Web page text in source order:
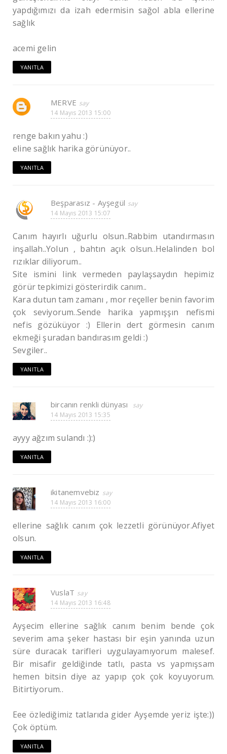
yapdığımızı da izah edermisin sağol abla ellerine
sağlık
acemi gelin
YANITLA
MERVE
14 Mayıs 2013 15:00
renge bakın yahu :)
eline sağlık harika görünüyor..
YANITLA
Beşparasız - Ayşegül
14 Mayıs 2013 15:07
Canım hayırlı uğurlu olsun..Rabbim utandırmasın
inşallah..Yolun , bahtın açık olsun..Helalinden bol
rızıklar diliyorum..
Site ismini link vermeden paylaşsaydın hepimiz
görür tepkimizi gösterirdik canım..
Kara dutun tam zamanı , mor reçeller benin favorim
çok seviyorum..Sende harika yapmışşın nefismi
nefis gözüküyor :) Ellerin dert görmesin canım
ekmeği şuradan bandırasım geldi :)
Sevgiler..
YANITLA
bircanın renkli dünyası
14 Mayıs 2013 15:35
ayyy ağzım sulandı :):)
YANITLA
ikitanemvebiz
14 Mayıs 2013 16:00
ellerine sağlık canım çok lezzetli görünüyor.Afiyet
olsun.
YANITLA
VuslaT
14 Mayıs 2013 16:48
Ayşecim ellerine sağlık canım benim bende çok
severim ama şeker hastası bir eşin yanında uzun
süre duracak tarifleri uygulayamıyorum malesef.
Bir misafir geldiğinde tatlı, pasta vs yapmışsam
hemen bitsin diye az yapıp çok çok koyuyorum.
Bitirtiyorum..
Eee özlediğimiz tatlarıda gider Ayşemde yeriz işte:))
Çok öptüm.
YANITLA